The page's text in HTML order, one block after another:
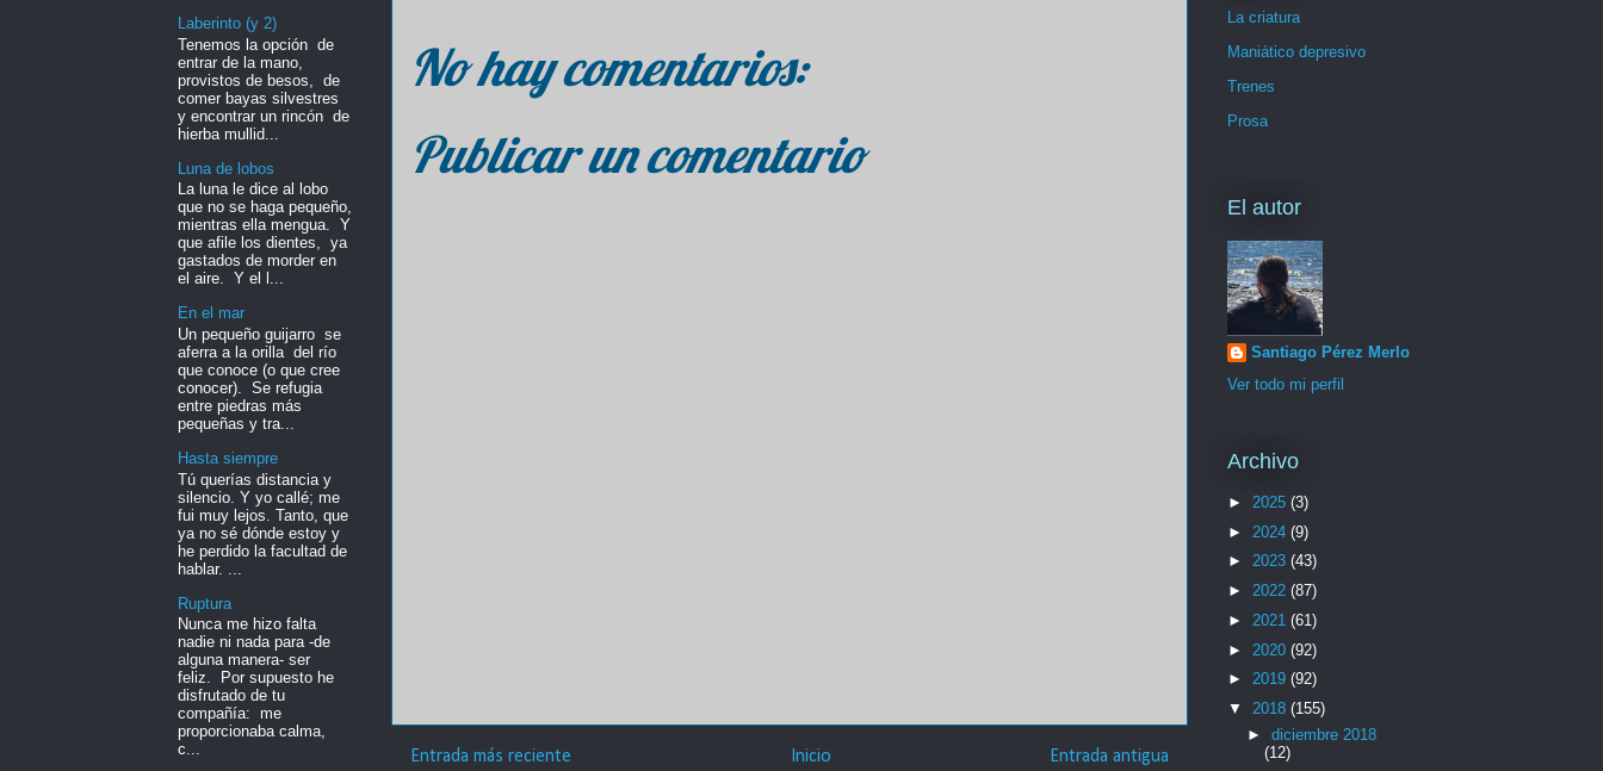
No hay comentarios:
Publicar un comentario
Entrada más reciente Entrada antigua
Inicio
Laberinto (y 2)
Tenemos la opción de
entrar de la mano,
provistos de besos, de
comer bayas silvestres
y encontrar un rincón de
hierba mullid...
Luna de lobos
La luna le dice al lobo
que no se haga pequeño,
mientras ella mengua. Y
que afile los dientes, ya
gastados de morder en
el aire. Y el l...
En el mar
Un pequeño guijarro se
aferra a la orilla del río
que conoce (o que cree
conocer). Se refugia
entre piedras más
pequeñas y tra...
Hasta siempre
Tú querías distancia y
silencio. Y yo callé; me
fui muy lejos. Tanto, que
ya no sé dónde estoy y
he perdido la facultad de
hablar. ...
Ruptura
Nunca me hizo falta
nadie ni nada para -de
alguna manera- ser
feliz. Por supuesto he
disfrutado de tu
compañía: me
proporcionaba calma,
c...
La criatura
Maniático depresivo
Trenes
Prosa
El autor
Santiago Pérez Merlo
Ver todo mi perfil
Archivo
► 2025 (3)
► 2024 (9)
► 2023 (43)
► 2022 (87)
► 2021 (61)
► 2020 (92)
► 2019 (92)
▼ 2018 (155)
► diciembre 2018
(12)